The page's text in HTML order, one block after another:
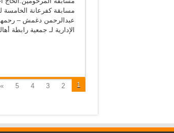
مسابقة كفرعانة الخامسة
عبدالرحمن دغمش –
الإدارية لـ جمعية رابطة
1
2
3
4
5
»